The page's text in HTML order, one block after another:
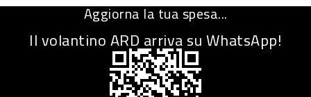
IGIENE
PERSONA
Aggiorna la tua spesa...
Il volantino ARD arriva su WhatsApp!